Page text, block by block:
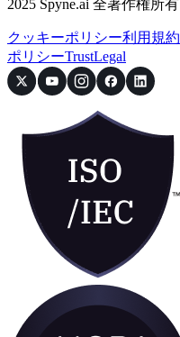
2025 Spyne.ai 全著作権所有
クッキーポリシー利用規約
ポリシーTrustLegal